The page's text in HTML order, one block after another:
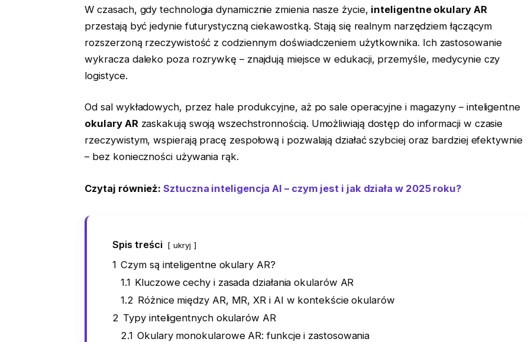
W czasach, gdy technologia dynamicznie zmienia nasze życie, inteligentne okulary AR
przestają być jedynie futurystyczną ciekawostką. Stają się realnym narzędziem łączącym
rozszerzoną rzeczywistość z codziennym doświadczeniem użytkownika. Ich zastosowanie
wykracza daleko poza rozrywkę – znajdują miejsce w edukacji, przemyśle, medycynie czy
logistyce.
Od sal wykładowych, przez hale produkcyjne, aż po sale operacyjne i magazyny – inteligentne
okulary ARzaskakują swoją wszechstronnością. Umożliwiają dostęp do informacji w czasie
rzeczywistym, wspierają pracę zespołową i pozwalają działać szybciej oraz bardziej efektywnie
– bez konieczności używania rąk.
Czytaj również:Sztuczna inteligencja AI – czym jest i jak działa w 2025 roku?
Spis treści ukryj
1 Czym są inteligentne okulary AR?
1.1 Kluczowe cechy i zasada działania okularów AR
1.2 Różnice między AR, MR, XR i AI w kontekście okularów
2 Typy inteligentnych okularów AR
2.1 Okulary monokularowe AR: funkcje i zastosowania